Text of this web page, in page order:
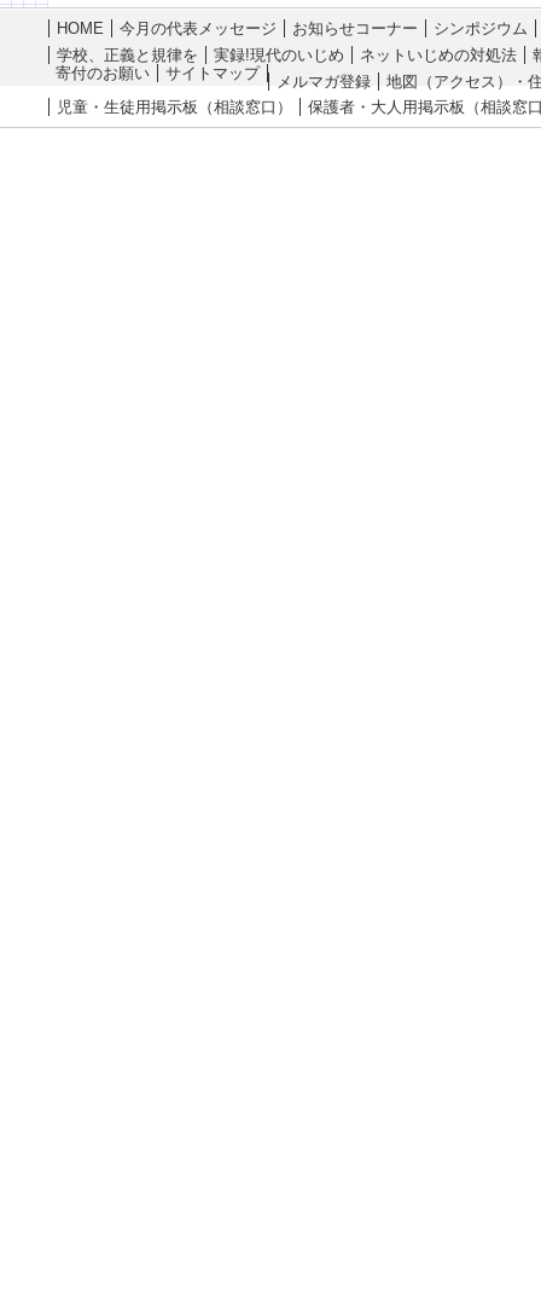
HOME 今月の代表メッセージ お知らせコーナー
シンポジウム
学校、正義と規律を
実録!現代のいじめ ネットいじめの対処法
寄付のお願い
サイトマップ メルマガ登録
地図（アクセス）・
児童・生徒用掲示板（相談窓口）
保護者・大人用掲示板（相談窓